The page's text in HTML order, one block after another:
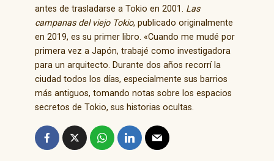
antes de trasladarse a Tokio en 2001. Las
campanas del viejo Tokio, publicado originalmente
en 2019, es su primer libro. «Cuando me mudé por
primera vez a Japón, trabajé como investigadora
para un arquitecto. Durante dos años recorrí la
ciudad todos los días, especialmente sus barrios
más antiguos, tomando notas sobre los espacios
secretos de Tokio, sus historias ocultas.